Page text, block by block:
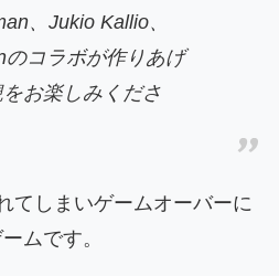
、Jukio Kallio、
コラボが作りあげ
お楽しみくださ
てしまいゲームオーバーに
ムです。